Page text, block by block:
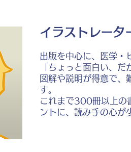
イラストレータ
出版を中心に、医学・
「ちょっと面白い、だ
図解や説明が得意で、
す。
これまで300冊以上の
ントに、読み手の心が